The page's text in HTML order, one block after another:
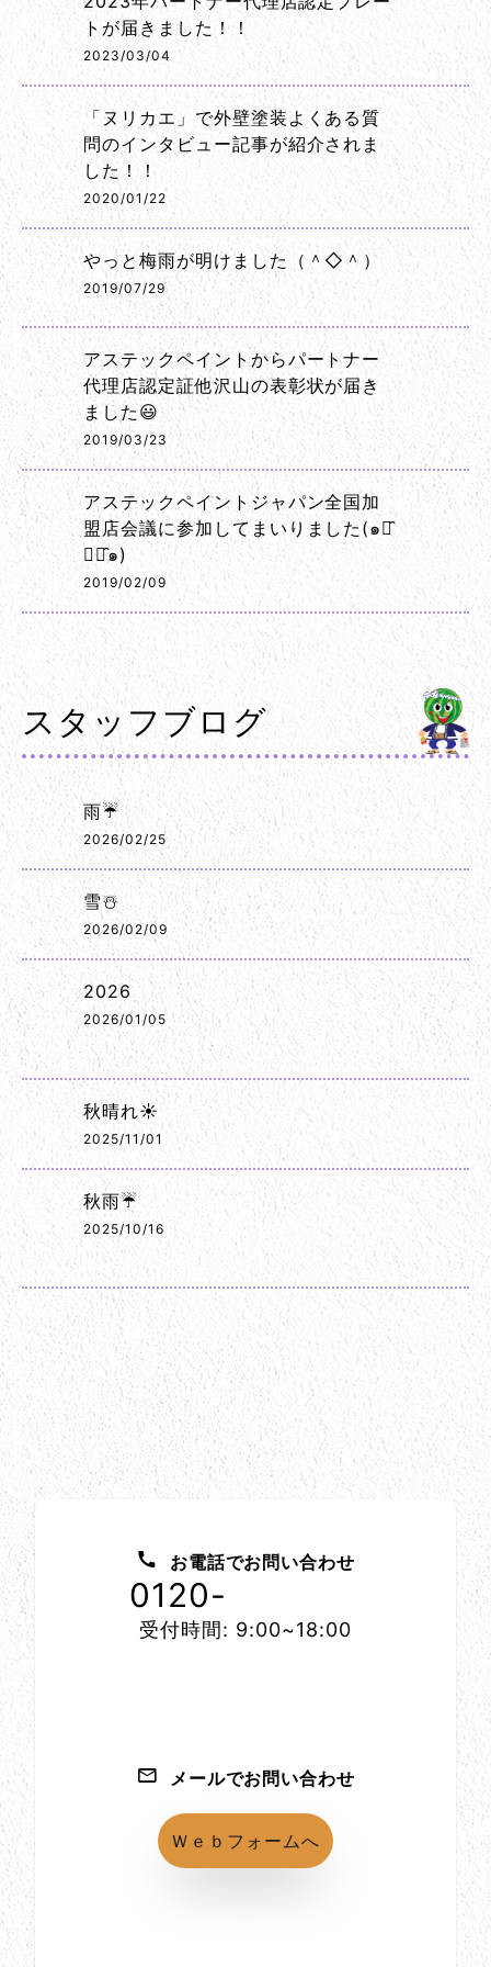
トが届きました！！
2023/03/04
「ヌリカエ」で外壁塗装よくある質
問のインタビュー記事が紹介されま
した！！
2020/01/22
やっと梅雨が明けました（＾◇＾）
2019/07/29
アステックペイントからパートナー
代理店認定証他沢山の表彰状が届き
ました😃
2019/03/23
アステックペイントジャパン全国加
盟店会議に参加してまいりました(๑･̑
◡･̑๑)
2019/02/09
スタッフブログ
雨☔
2026/02/25
雪☃️
2026/02/09
2026
2026/01/05
秋晴れ☀️
2025/11/01
秋雨☔
2025/10/16
お電話でお問い合わせ
0120-
受付時間: 9:00~18:00
メールでお問い合わせ
Ｗｅｂフォームへ